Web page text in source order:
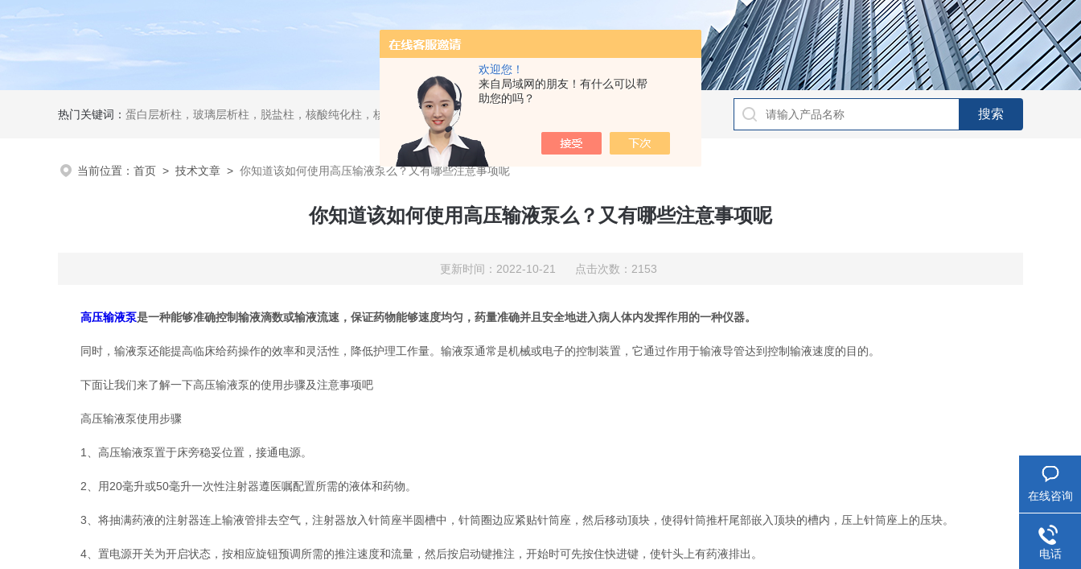
欢迎您！
来自局域网的朋友！有什么可以帮
助您的吗？
热门关键词： 蛋白层析柱，玻璃层析柱，脱盐柱，核酸纯化柱，核酸分离柱，DAC制备柱，分子筛空柱，装柱机
当前位置： 首页 > 技术文章 > 你知道该如何使用高压输液泵么？又有哪些注意事项呢
你知道该如何使用高压输液泵么？又有哪些注意事项呢
更新时间：2022-10-21 点击次数：2153
高压输液泵是一种能够准确控制输液滴数或输液流速，保证药物能够速度均匀，药量准确并且安全地进入病人体内发挥作用的一种仪器。
同时，输液泵还能提高临床给药操作的效率和灵活性，降低护理工作量。输液泵通常是机械或电子的控制装置，它通过作用于输液导管达到控制输液速度的目的。
下面让我们来了解一下高压输液泵的使用步骤及注意事项吧
高压输液泵使用步骤
1、高压输液泵置于床旁稳妥位置，接通电源。
2、用20毫升或50毫升一次性注射器遵医嘱配置所需的液体和药物。
3、将抽满药液的注射器连上输液管排去空气，注射器放入针筒座半圆槽中，针筒圈边应紧贴针筒座，然后移动顶块，使得针筒推杆尾部嵌入顶块的槽内，压上针筒座上的压块。
4、置电源开关为开启状态，按相应旋钮预调所需的推注速度和流量，然后按启动键推注，开始时可先按住快进键，使针头上有药液排出。
在线咨询
电话